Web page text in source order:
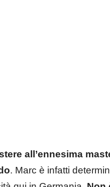
all’ennesima
. Marc è infatti